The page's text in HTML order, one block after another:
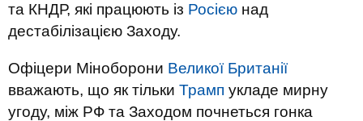
та КНДР, які працюють із Росією над
дестабілізацією Заходу.
Офіцери Міноборони Великої Британії
вважають, що як тільки Трамп укладе мирну
угоду, між РФ та Заходом почнеться гонка